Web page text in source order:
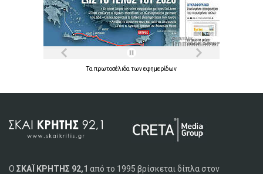
Τα πρωτοσέλιδα τωνεφημερίδων
Ο ΣΚΑΪ ΚΡΗΤΗΣ 92,1 από το 1995 βρίσκεται δίπλα στον